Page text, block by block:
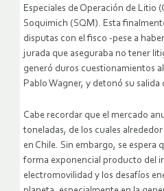
Especiales de Operación de Litio
Soquimich (SQM). Esta
disputas con el fisco -pese a
jurada que aseguraba no tener
generó duros cuestionamientos
Pablo Wagner, y detonó su salida
Cabe recordar que el mercado
toneladas, de los cuales
en Chile. Sin embargo, se espera
forma exponencial producto del
electromovilidad y los desafíos